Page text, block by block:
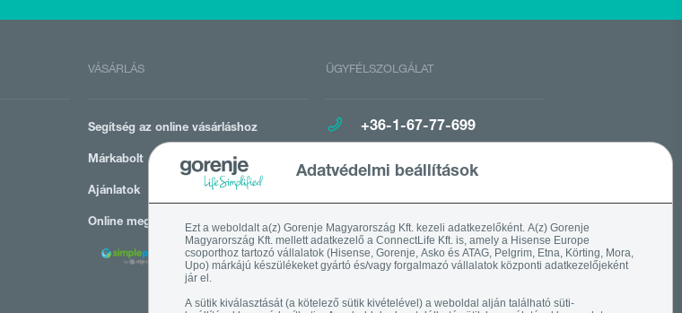
Adatvédelmi beállítások
Ezt a weboldalt a(z) Gorenje Magyarország Kft. kezeli adatkezelőként. A(z) Gorenje
Magyarország Kft. mellett adatkezelő a ConnectLife Kft. is, amely a Hisense Europe
csoporthoz tartozó vállalatok (Hisense, Gorenje, Asko és ATAG, Pelgrim, Etna, Körting, Mora,
Upo) márkájú készülékeket gyártó és/vagy forgalmazó vállalatok központi adatkezelőjeként
jár el.
A sütik kiválasztását (a kötelező sütik kivételével) a weboldal alján található süti-
VÁSÁRLÁS
Segítség az online vásárláshoz
Márkabolt
Ajánlatok
Online megrendelések lemondása
ÜGYFÉLSZOLGÁLAT
+36-1-67-77-699